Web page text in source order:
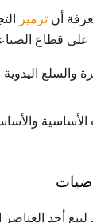
أن ترميز
والسلع
الأساسية